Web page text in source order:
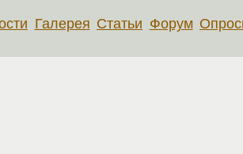
Галерея Статьи Форум